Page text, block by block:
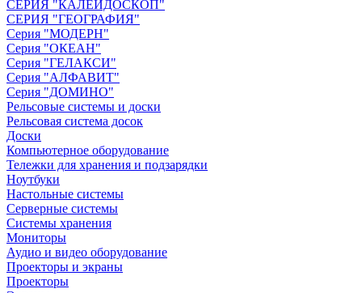
СЕРИЯ "КАЛЕЙДОСКОП"
СЕРИЯ "ГЕОГРАФИЯ"
Серия "МОДЕРН"
Серия "ОКЕАН"
Серия "ГЕЛАКСИ"
Серия "АЛФАВИТ"
Серия "ДОМИНО"
Рельсовые системы и доски
Рельсовая система досок
Доски
Компьютерное оборудование
Тележки для хранения и подзарядки
Ноутбуки
Настольные системы
Серверные системы
Системы хранения
Мониторы
Аудио и видео оборудование
Проекторы и экраны
Проекторы